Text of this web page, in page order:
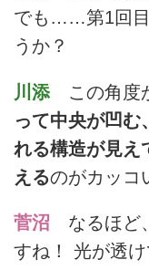
でも……第1回目
うか？
川添 この角度
って中央が凹む
れる構造が見え
えるのがカッコ
菅沼 なるほど
すね！ 光が透